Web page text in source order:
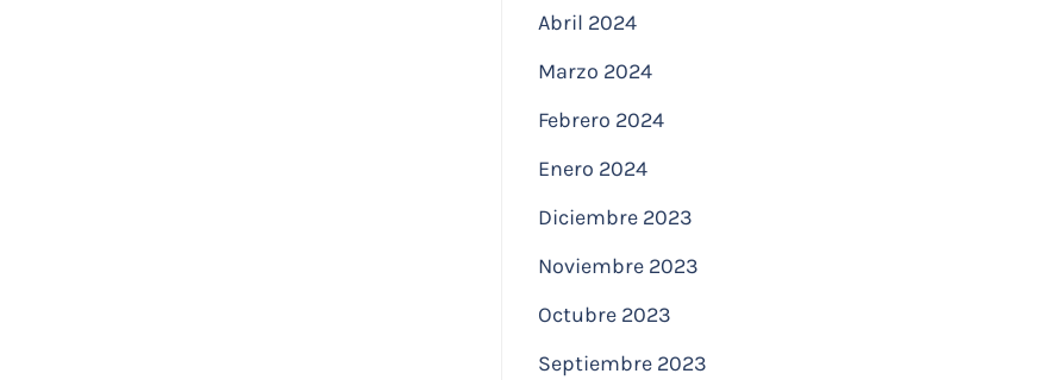
Abril 2024
Marzo 2024
Febrero 2024
Enero 2024
Diciembre 2023
Noviembre 2023
Octubre 2023
Septiembre 2023